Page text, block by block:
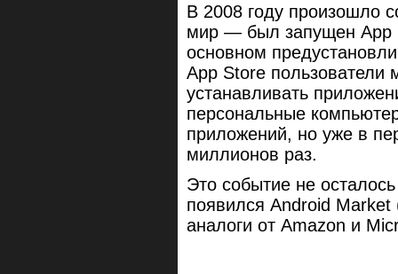
В 2008 году произошло
мир — был запущен App
основном
App Store пользователи
устанавливать
персональные
приложений, но уже в
миллионов раз.
Это событие не
появился Android
аналоги от Amazon и